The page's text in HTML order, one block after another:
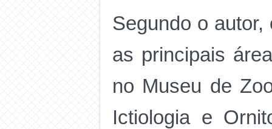
Segundo o
as principais
no Museu de
Ictiologia e